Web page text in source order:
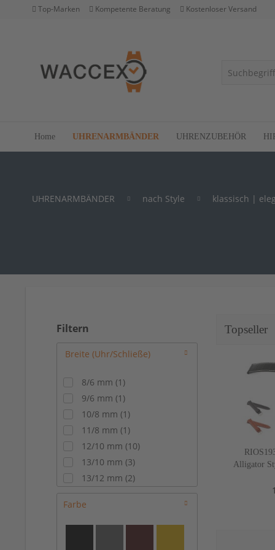
Top-Marken Kompetente Beratung Kostenloser Versand
Home UHRENARMBÄNDER UHRENZUBEHÖR
UHRENARMBÄNDER nach Style klassisch |
Filtern
8/6 mm (1 )
9/6 mm (1 )
10/8 mm (1 )
11/8 mm (1 )
12/10 mm (10)
13/10 mm (3)
13/12 mm (2)
14/12 mm
15/14 mm (7)
Farbe
Topseller
Alligator